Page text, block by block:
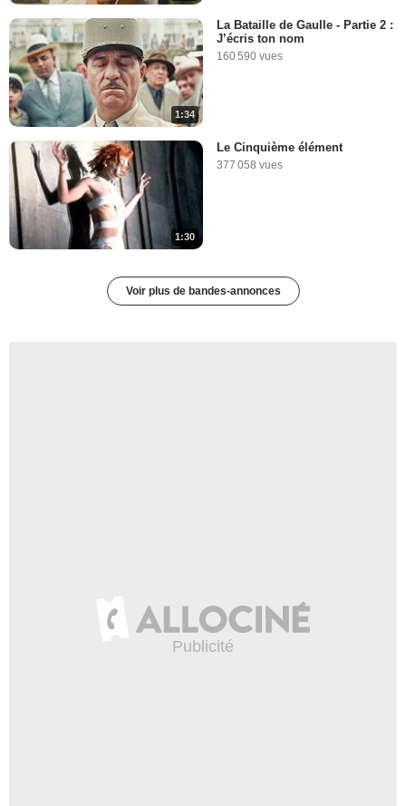
1:34
La Bataille de Gaulle - Partie 2 :
J’écris ton nom
160 590 vues
1:30
Le Cinquième élément
377 058 vues
Voir plus de bandes-annonces